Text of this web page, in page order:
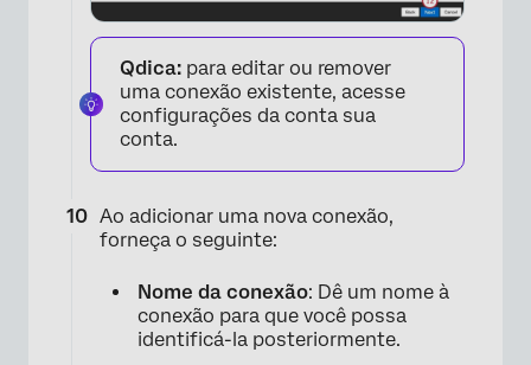
×
Qdica: para editar ou remover
uma conexão existente, acesse
configurações da conta sua
conta.
Ao adicionar uma nova conexão,
forneça o seguinte:
Nome da conexão: Dê um nome à
conexão para que você possa
identificá-la posteriormente.